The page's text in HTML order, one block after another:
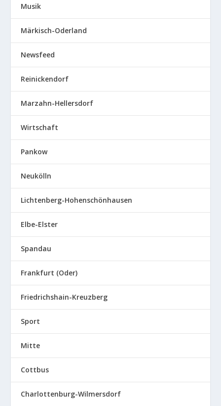
Musik
Märkisch-Oderland
Newsfeed
Reinickendorf
Marzahn-Hellersdorf
Wirtschaft
Pankow
Neukölln
Lichtenberg-Hohenschönhausen
Elbe-Elster
Spandau
Frankfurt (Oder)
Friedrichshain-Kreuzberg
Sport
Mitte
Cottbus
Charlottenburg-Wilmersdorf